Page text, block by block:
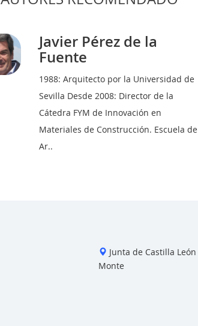
Javier Pérez de la
Fuente
1988: Arquitecto por la Universidad de
Sevilla Desde 2008: Director de la
Cátedra FYM de Innovación en
Materiales de Construcción. Escuela de
Ar..
Junta de Castilla
Monte